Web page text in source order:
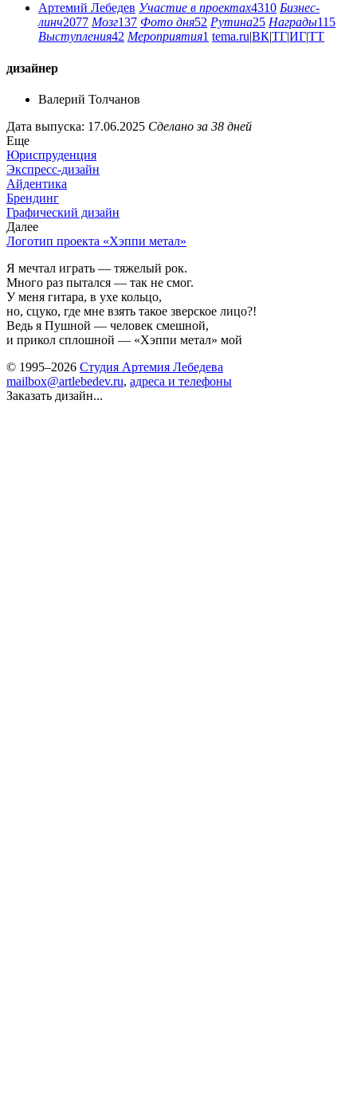
Артемий Лебедев Участие в проектах4310 Бизнес-
линч2077 Мозг137 Фото дня52 Рутина25 Награды115
Выступления42 Мероприятия1 tema.ru|ВК|ТГ|ИГ|ТТ
дизайнер
Валерий Толчанов
Дата выпуска: 17.06.2025 Сделано за 38 дней
Еще
Юриспруденция
Экспресс-дизайн
Айдентика
Брендинг
Графический дизайн
Далее
Логотип проекта «Хэппи метал»
Я мечтал играть — тяжелый рок.
Много раз пытался — так не смог.
У меня гитара, в ухе кольцо,
но, сцуко, где мне взять такое зверское лицо?!
Ведь я Пушной — человек смешной,
и прикол сплошной — «Хэппи метал» мой
© 1995–2026 Студия Артемия Лебедева
mailbox@artlebedev.ru, адреса и телефоны
Заказать дизайн...